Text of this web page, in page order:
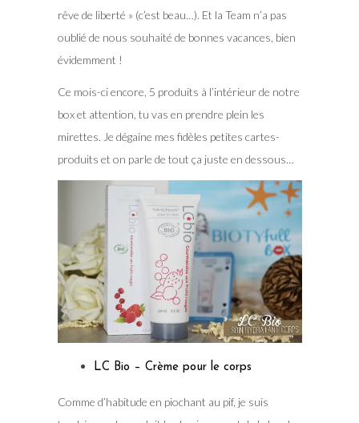
rêve de liberté » (c’est beau…). Et la Team n’a pas
oublié de nous souhaité de bonnes vacances, bien
évidemment !
Ce mois-ci encore, 5 produits à l’intérieur de notre
box et attention, tu vas en prendre plein les
mirettes. Je dégaine mes fidèles petites cartes-
produits et on parle de tout ça juste en dessous…
LC Bio – Crème pour le corps
Comme d’habitude en piochant au pif, je suis